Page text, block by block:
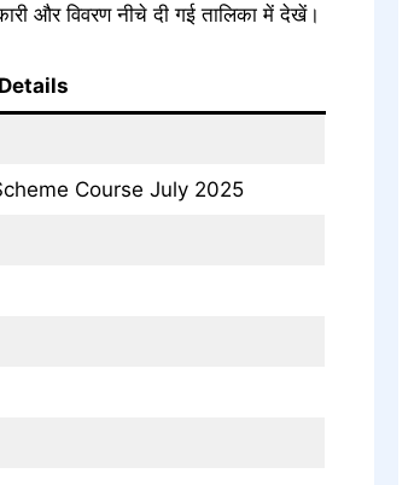
और विवरण नीचे दी गई तालिका में देखें।
Details
Course July 2025